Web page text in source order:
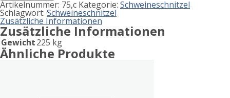
information
Artikelnummer: 75,c Kategorie: Schweineschnitzel
Schlagwort: Schweineschnitzel
Zusätzliche Informationen
Zusätzliche Informationen
Gewicht225 kg
Ähnliche Produkte